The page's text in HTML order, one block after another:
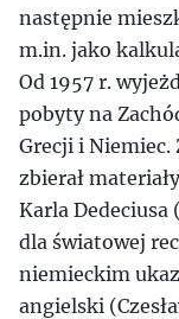
następnie
m.in. jako
Od 1957 r.
pobyty na
Grecji i Niemiec.
zbierał
Karla Dedeciusa
dla światowej
niemieckim
angielski